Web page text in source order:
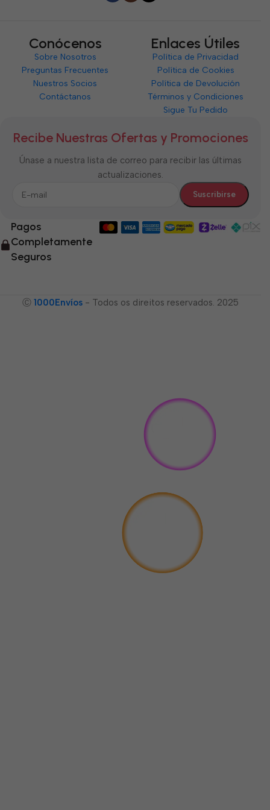
Conócenos
Sobre Nosotros
Preguntas Frecuentes
Nuestros Socios
Contáctanos
Enlaces Útiles
Política de Privacidad
Política de Cookies
Política de Devolución
Términos y Condiciones
Sigue Tu Pedido
Recibe Nuestras Ofertas y Promociones
Únase a nuestra lista de correo para recibir las últimas
actualizaciones.
Pagos
Completamente
Seguros
Ⓒ 1000Envíos - Todos os direitos reservados. 2025